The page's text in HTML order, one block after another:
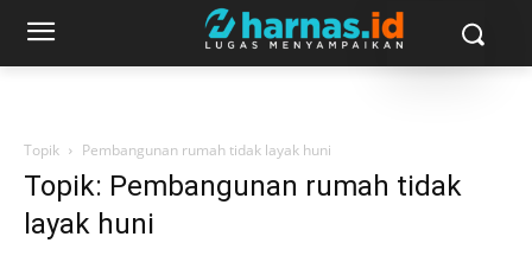
Topik Pembangunan rumah tidak layak huni
Topik: Pembangunan rumah tidak
layak huni